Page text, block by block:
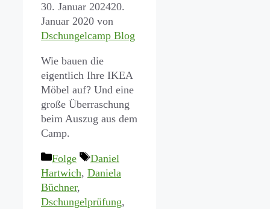
30. Januar 202420.
Januar 2020 von
Dschungelcamp Blog
Wie bauen die
eigentlich Ihre IKEA
Möbel auf? Und eine
große Überraschung
beim Auszug aus dem
Camp.
Kategorien
Folge Schlagwörter
Daniel
Hartwich, Daniela
Büchner,
Dschungelprüfung,